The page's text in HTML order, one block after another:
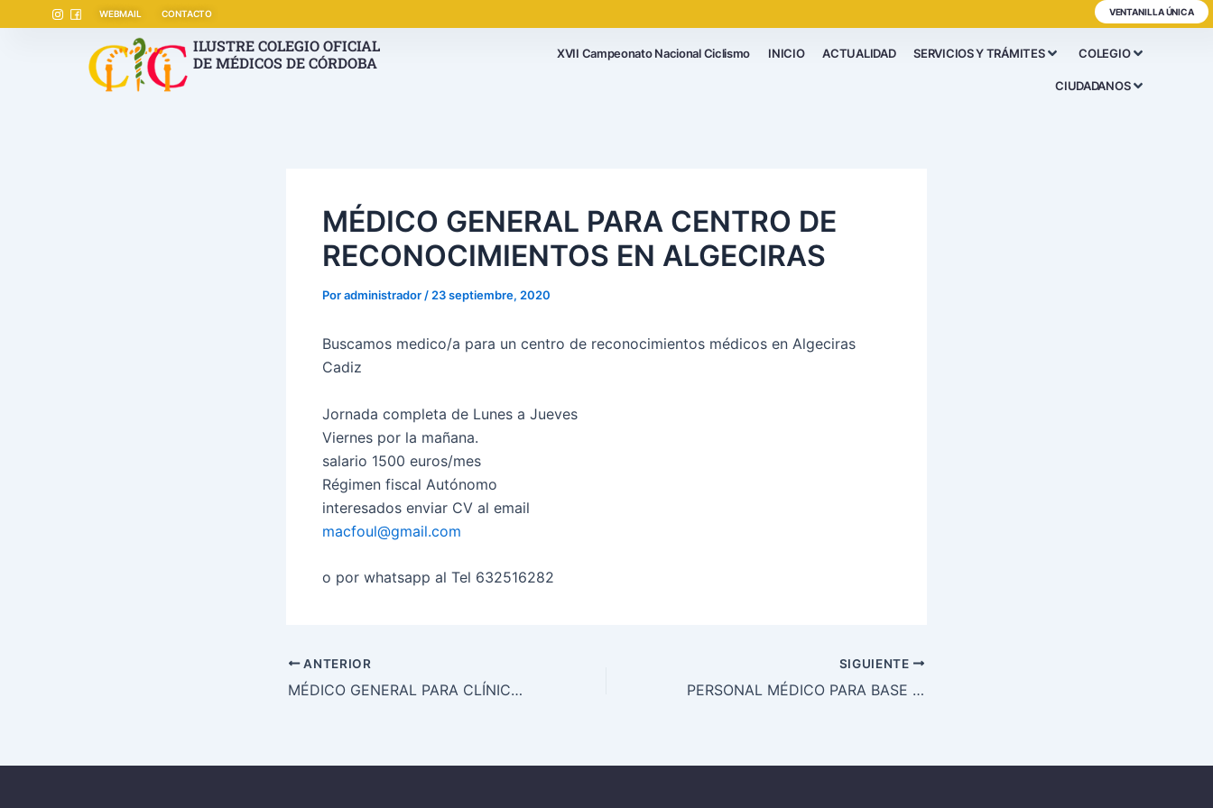
WEBMAIL CONTACTO VENTANILLA ÚNICA
ILUSTRE COLEGIO OFICIAL
DE MÉDICOS DE CÓRDOBA
XVII Campeonato Nacional Ciclismo INICIO ACTUALIDAD SERVICIOS Y TRÁMITES COLEGIO
CIUDADANOS
MÉDICO GENERAL PARA CENTRO DE
RECONOCIMIENTOS EN ALGECIRAS
Poradministrador / 23 septiembre, 2020
Buscamos medico/a para un centro de reconocimientos médicos en Algeciras
Cadiz
Jornada completa de Lunes a Jueves
Viernes por la mañana.
salario 1500 euros/mes
Régimen fiscal Autónomo
interesados enviar CV al email
macfoul@gmail.com
o por whatsapp al Tel 632516282
entradas
ANTERIOR
MÉDICO GENERAL PARA CLÍNICA PRIVADA EN CÓRDOBA
SIGUIENTE
PERSONAL MÉDICO PARA BASE EN CÓRDOBA DE AMBULANCIAS ANDALUCÍA